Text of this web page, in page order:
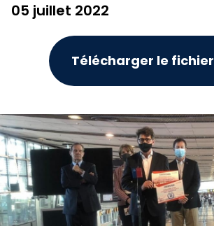
05 juillet 2022
Télécharger le fichier